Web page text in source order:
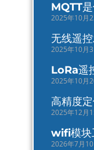
MQTT
2025年10月
无线遥
2025年10月
LoRa遥
2025年10月
高精度
2025年12月
wifi模块
2026年7月